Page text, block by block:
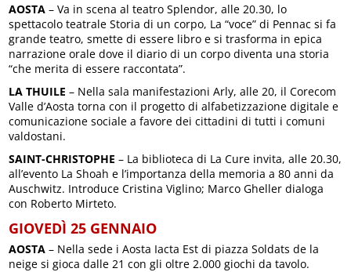
AOSTA – Va in scena al teatro Splendor, alle 20.30, lo
spettacolo teatrale Storia di un corpo, La “voce” di Pennac si fa
grande teatro, smette di essere libro e si trasforma in epica
narrazione orale dove il diario di un corpo diventa una storia
“che merita di essere raccontata”.
LA THUILE – Nella sala manifestazioni Arly, alle 20, il Corecom
Valle d’Aosta torna con il progetto di alfabetizzazione digitale e
comunicazione sociale a favore dei cittadini di tutti i comuni
valdostani.
SAINT-CHRISTOPHE – La biblioteca di La Cure invita, alle 20.30,
all’evento La Shoah e l’importanza della memoria a 80 anni da
Auschwitz. Introduce Cristina Viglino; Marco Gheller dialoga
con Roberto Mirteto.
GIOVEDÌ 25 GENNAIO
AOSTA – Nella sede i Aosta Iacta Est di piazza Soldats de la
neige si gioca dalle 21 con gli oltre 2.000 giochi da tavolo.